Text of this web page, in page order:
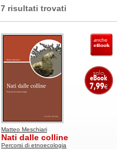
7 risultati trovati
Matteo Meschiari
Nati dalle colline
Percorsi di etnoecologia